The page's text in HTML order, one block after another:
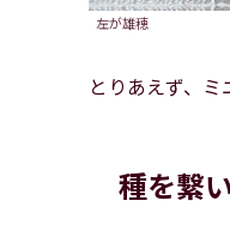
左が雄穂
とりあえず、
種を繋